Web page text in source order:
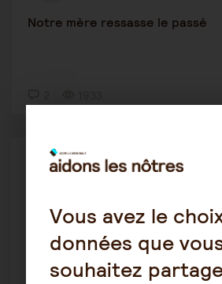
Notre mère ressasse le passé
Maladie d'Alzheimer
Vous avez le
données que
souhaitez